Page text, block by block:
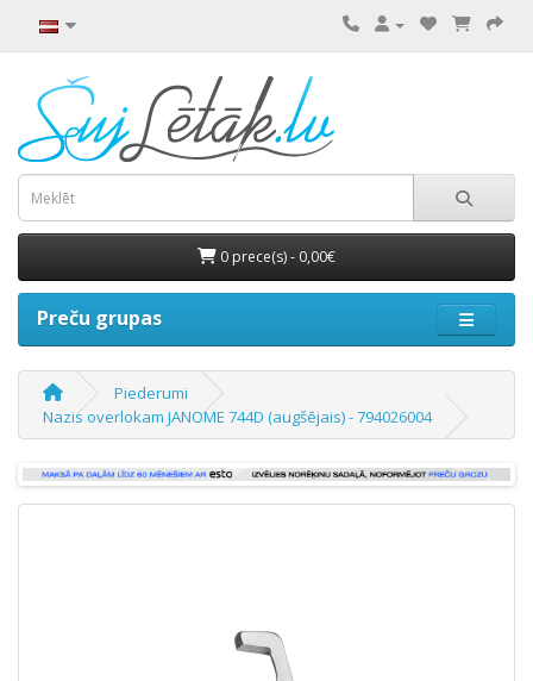
0 prece(s) - 0,00€
Preču grupas
Piederumi
Nazis overlokam JANOME 744D (augšējais) - 794026004